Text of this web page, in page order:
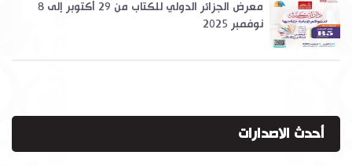
معرض الجزائر الدولي للكتاب من 29 أكتوبر إلى 8
نوفمبر 2025
أحدث الاصدارات